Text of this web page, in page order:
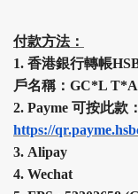
付款方法：
1. 香港銀行轉帳
戶名稱：GC*L
2. Payme 可按此款：
https://
3. Alipay
4. Wechat